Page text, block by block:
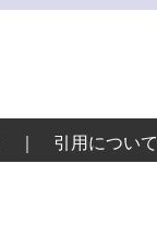
引用について